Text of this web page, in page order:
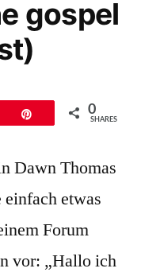
gospel
0
SHARES
Dawn Thomas
einfach etwas
Forum
vor: „Hallo ich